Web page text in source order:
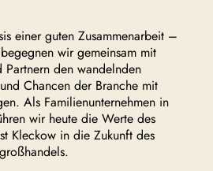
einer guten Zusammenarbeit –
wir gemeinsam mit
Partnern den wandelnden
Chancen der Branche mit
Als Familienunternehmen in
wir heute die Werte des
Kleckow in die Zukunft des